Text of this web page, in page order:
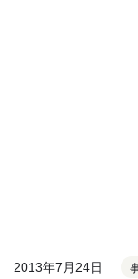
2013年7月24日